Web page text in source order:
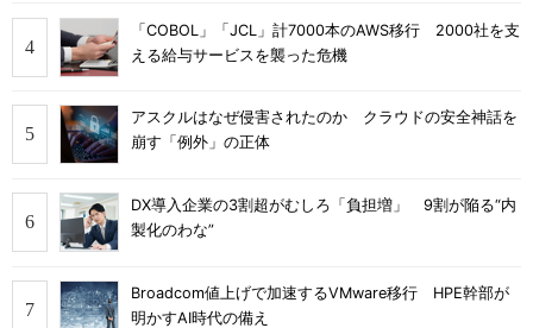
「COBOL」「JCL」計7000本のAWS移行 2000社を支
える給与サービスを襲った危機
アスクルはなぜ侵害されたのか クラウドの安全神話を
崩す「例外」の正体
DX導入企業の3割超がむしろ「負担増」 9割が陥る“内
製化のわな”
Broadcom値上げで加速するVMware移行 HPE幹部が
明かすAI時代の備え